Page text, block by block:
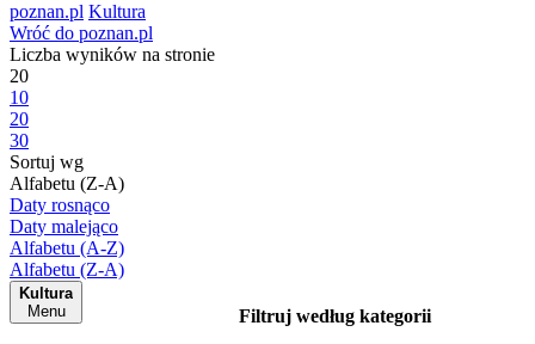
poznan.pl Kultura
Wróć do poznan.pl
Liczba wyników na stronie
20
10
20
30
Sortuj wg
Alfabetu (Z-A)
Daty rosnąco
Daty malejąco
Alfabetu (A-Z)
Alfabetu (Z-A)
Kultura
Menu
Filtruj według kategorii